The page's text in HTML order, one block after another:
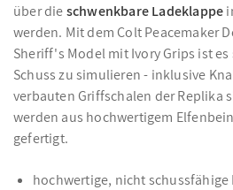
über dieschwenkbare Ladeklappe
werden. Mit dem Colt Peacemaker
Sheriff's Model mit Ivory Grips ist
Schuss zu simulieren - inklusive
verbauten Griffschalen der Replika
werden aus hochwertigem
gefertigt.
hochwertige, nicht schussfähige